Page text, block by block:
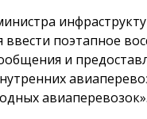
ввести поэтапное
и
авиаперевозок».